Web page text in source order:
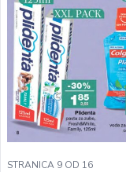
STRANICA 9 OD 16